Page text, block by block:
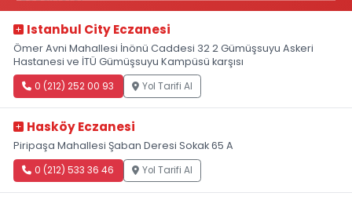
Istanbul City Eczanesi
Ömer Avni Mahallesi İnönü Caddesi 32 2 Gümüşsuyu Askeri
Hastanesi ve İTÜ Gümüşsuyu Kampüsü karşısı
0 (212) 252 00 93 Yol Tarifi Al
Hasköy Eczanesi
Piripaşa Mahallesi Şaban Deresi Sokak 65 A
0 (212) 533 36 46 Yol Tarifi Al